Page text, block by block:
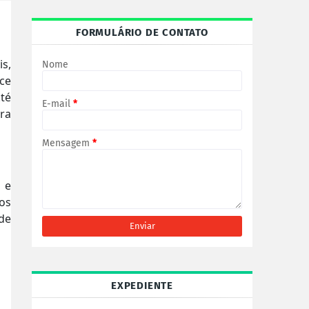
e
FORMULÁRIO DE CONTATO
Nome
E-mail *
Mensagem *
EXPEDIENTE